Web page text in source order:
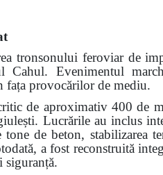
tronsonului feroviar de
Cahul. Evenimentul
fața provocărilor de mediu.
de aproximativ 400 de
Lucrările au inclus
de beton, stabilizarea
a fost reconstruită
siguranță.